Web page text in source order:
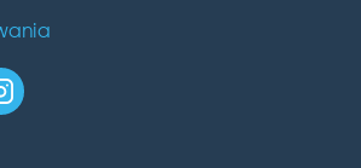
Facebook
w serwisie YouTube
profil w serwisie Instagram